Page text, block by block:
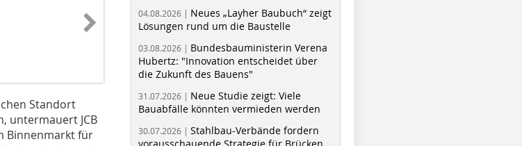
Standort
untermauert JCB
Binnenmarkt für
04.08.2026 | Neues „Layher Baubuch“ zeigt
Lösungen rund um die Baustelle
03.08.2026 | Bundesbauministerin Verena
Hubertz: "Innovation entscheidet über
die Zukunft des Bauens"
31.07.2026 | Neue Studie zeigt: Viele
Bauabfälle könnten vermieden werden
30.07.2026 | Stahlbau-Verbände fordern